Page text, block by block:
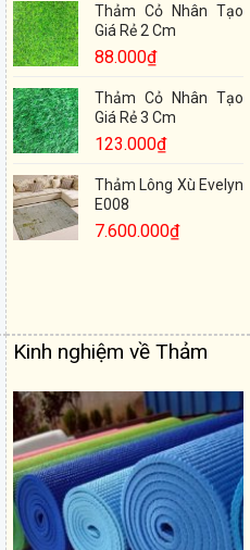
Thảm Cỏ Nhân Tạo
Giá Rẻ 2 Cm
88.000₫
Thảm Cỏ Nhân Tạo
Giá Rẻ 3 Cm
123.000₫
Thảm Lông Xù Evelyn
E008
7.600.000₫
Kinh nghiệm về Thảm